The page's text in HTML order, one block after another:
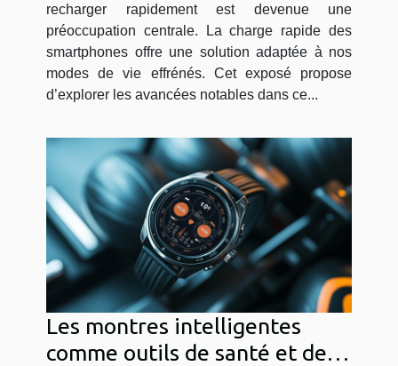
recharger rapidement est devenue une
préoccupation centrale. La charge rapide des
smartphones offre une solution adaptée à nos
modes de vie effrénés. Cet exposé propose
d’explorer les avancées notables dans ce...
Les montres intelligentes
comme outils de santé et de